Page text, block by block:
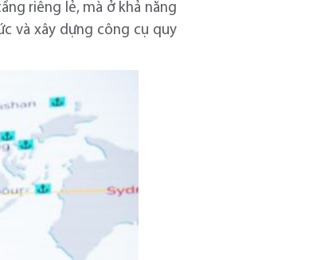
riêng lẻ, mà ở khả năng
và xây dựng công cụ quy